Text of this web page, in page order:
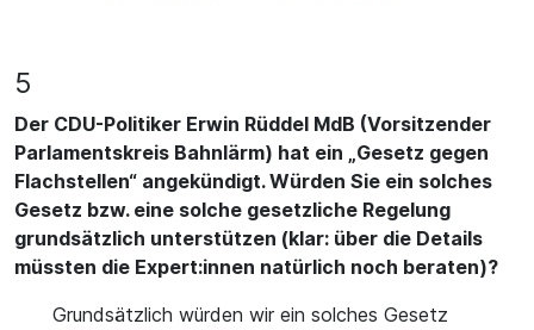
5
Der CDU-Politiker Erwin Rüddel MdB (Vorsitzender
Parlamentskreis Bahnlärm) hat ein „Gesetz gegen
Flachstellen“ angekündigt. Würden Sie ein solches
Gesetz bzw. eine solche gesetzliche Regelung
grundsätzlich unterstützen (klar: über die Details
müssten die Expert:innen natürlich noch beraten)?
Grundsätzlich würden wir ein solches Gesetz